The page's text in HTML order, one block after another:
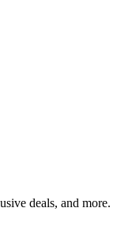
deals, and more.